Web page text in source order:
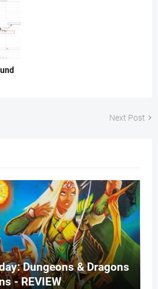
Next Post
Dungeons & Dragons
- REVIEW